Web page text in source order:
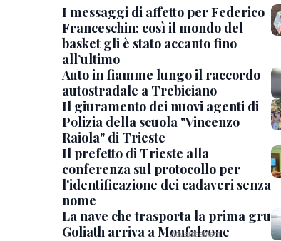
I messaggi di affetto per Federico
Franceschin: così il mondo del
basket gli è stato accanto fino
all’ultimo
Auto in fiamme lungo il raccordo
autostradale a Trebiciano
Il giuramento dei nuovi agenti di
Polizia della scuola "Vincenzo
Raiola" di Trieste
Il prefetto di Trieste alla
conferenza sul protocollo per
l'identificazione dei cadaveri senza
nome
La nave che trasporta la prima gru
Goliath arriva a Monfalcone